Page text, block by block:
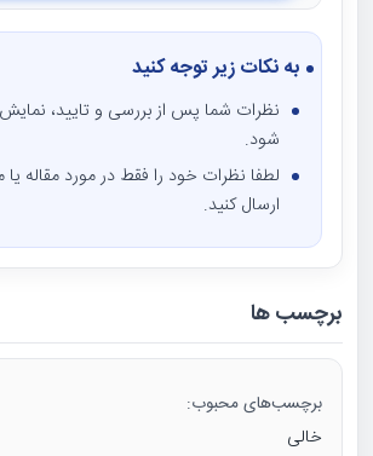
به نکات زیر توجه کنید
نظرات شما پس از بررسی و تایید،
شود.
لطفا نظرات خود را فقط در مورد مقاله یا
ارسال کنید.
برچسب ها
برچسب‌های محبوب:
خالی